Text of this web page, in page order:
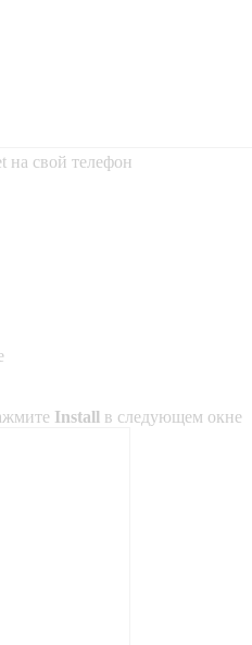
на свой телефон
Install в следующем окне